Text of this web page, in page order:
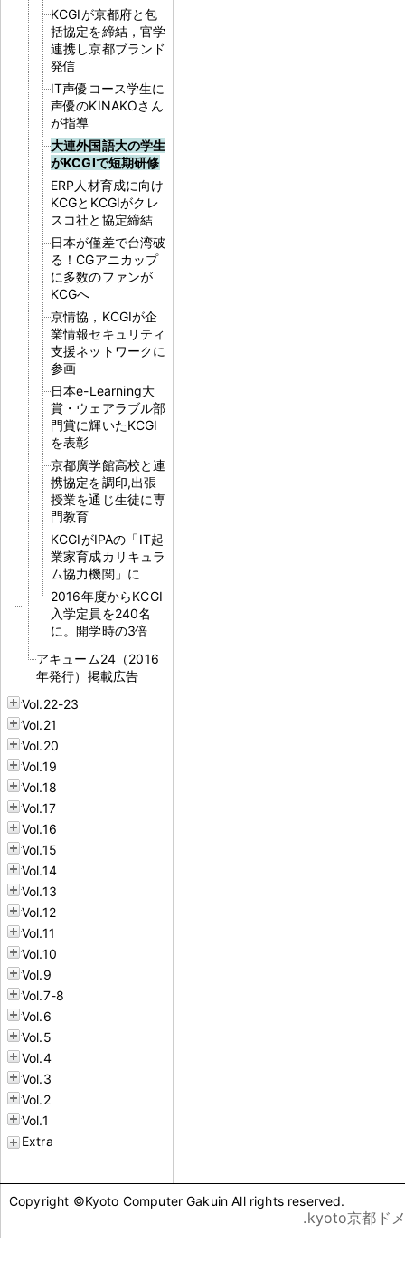
KCGIが京都府と包
括協定を締結，官学
連携し京都ブランド
発信
IT声優コース学生に
声優のKINAKOさん
が指導
大連外国語大の学生
がKCGIで短期研修
ERP人材育成に向け
KCGとKCGIがクレ
スコ社と協定締結
日本が僅差で台湾破
る！CGアニカップ
に多数のファンが
KCGへ
京情協，KCGIが企
業情報セキュリティ
支援ネットワークに
参画
日本e-Learning大
賞・ウェアラブル部
門賞に輝いたKCGI
を表彰
京都廣学館高校と連
携協定を調印,出張
授業を通じ生徒に専
門教育
KCGIがIPAの「IT起
業家育成カリキュラ
ム協力機関」に
2016年度からKCGI
入学定員を240名
に。開学時の3倍
アキューム24（2016
年発行）掲載広告
Vol.22-23
Vol.21
Vol.20
Vol.19
Vol.18
Vol.17
Vol.16
Vol.15
Vol.14
Vol.13
Vol.12
Vol.11
Vol.10
Vol.9
Vol.7-8
Vol.6
Vol.5
Vol.4
Vol.3
Vol.2
Vol.1
Extra
Copyright ©Kyoto Computer Gakuin All rights reserved.
.kyoto京都ド